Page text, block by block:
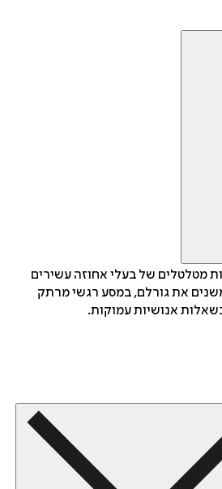
מטלטלים של בעלי אחוזה עשירים
את גורלם, במסע רגשי מרתק
אנושיות עמוקות.